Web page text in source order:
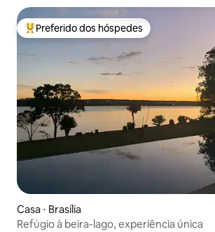
Entre os melhores preferidos dos hóspedes
Preferido dos hóspedes
Casa ⋅ Brasília
Refúgio à beira-lago, experiência única